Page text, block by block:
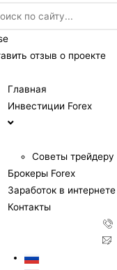
отзыв о проекте
Главная
Инвестиции Forex
Советы трейдеру
Брокеры Forex
Заработок в интернете
Контакты